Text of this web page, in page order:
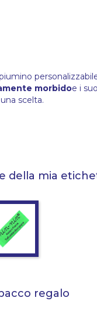
morbidoe i
scelta.
della mia
regalo